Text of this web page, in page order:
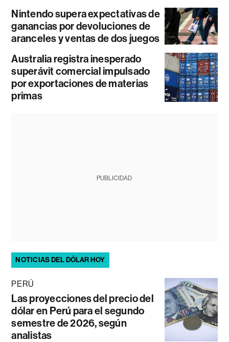
Nintendo supera expectativas de
ganancias por devoluciones de
aranceles y ventas de dos juegos
Australia registra inesperado
superávit comercial impulsado
por exportaciones de materias
primas
PUBLICIDAD
NOTICIAS DEL DÓLAR HOY
PERÚ
Las proyecciones del precio del
dólar en Perú para el segundo
semestre de 2026, según
analistas